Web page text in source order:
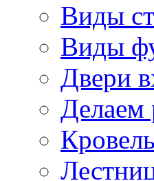
Виды
Виды
Двери
Делаем